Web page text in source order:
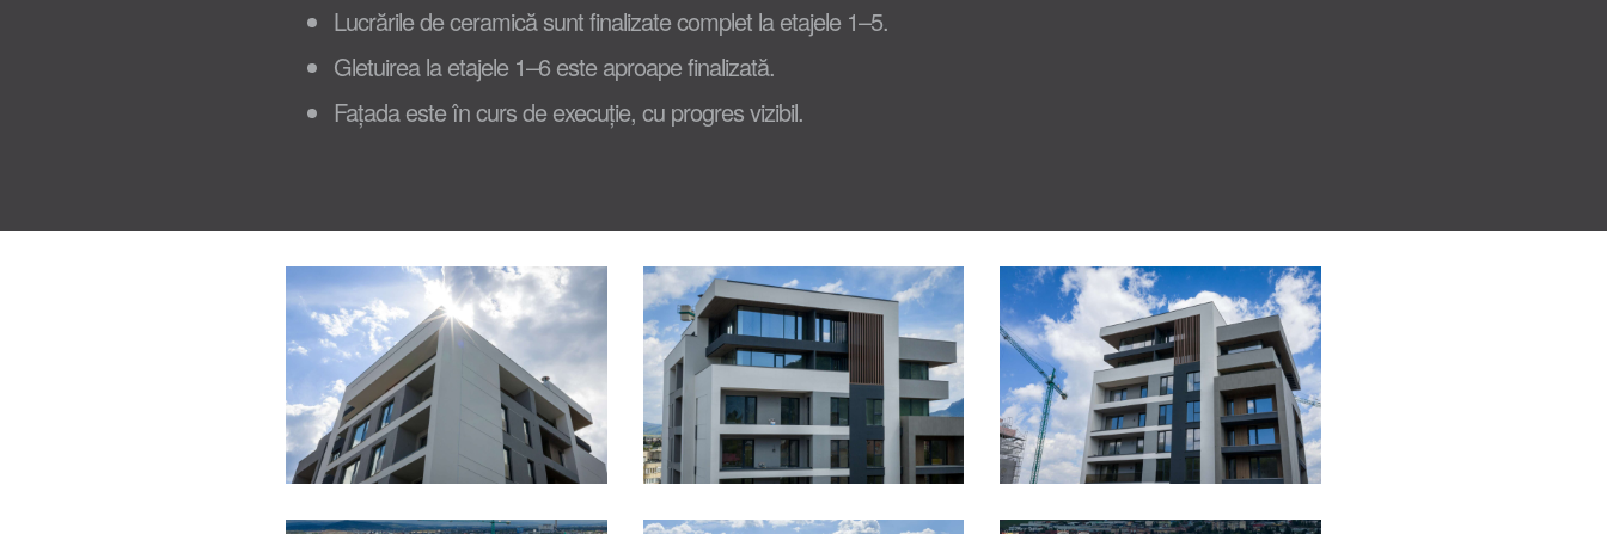
Lucrările de ceramică sunt finalizate complet la etajele 1–5.
Gletuirea la etajele 1–6 este aproape finalizată.
Fațada este în curs de execuție, cu progres vizibil.